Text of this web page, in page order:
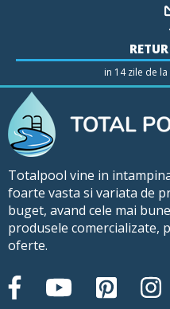
in 14 zile de
Totalpool vine in
foarte vasta si variata de
buget, avand cele mai
produsele comercializate,
oferte.